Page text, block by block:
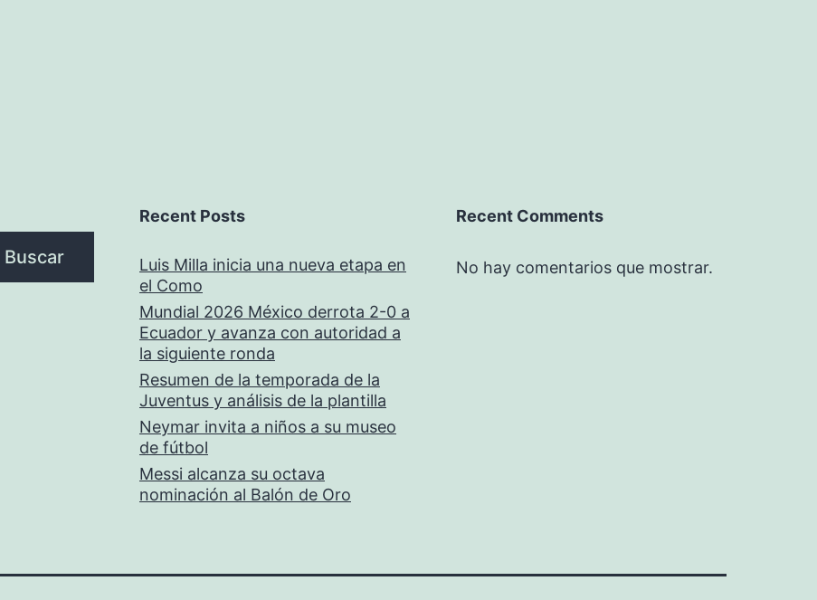
Buscar
Recent Posts
Luis Milla inicia una nueva etapa en
el Como
Mundial 2026 México derrota 2-0 a
Ecuador y avanza con autoridad a
la siguiente ronda
Resumen de la temporada de la
Juventus y análisis de la plantilla
Neymar invita a niños a su museo
de fútbol
Messi alcanza su octava
nominación al Balón de Oro
Recent Comments
No hay comentarios que mostrar.